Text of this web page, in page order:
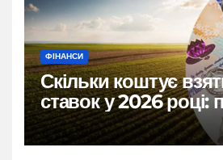
ФІНАНСИ
Скільки коштує
ставок у 2026 році:
розбір цін, правил і
каменів